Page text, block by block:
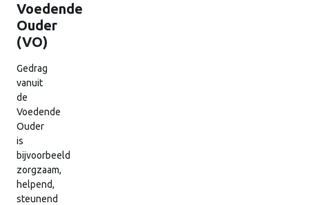
Voedende
Ouder
(VO)
Gedrag
vanuit
de
Voedende
Ouder
is
bijvoorbeeld
zorgzaam,
helpend,
steunend